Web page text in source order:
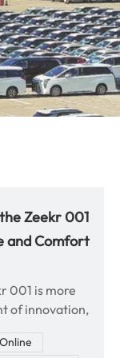
Zeekr 001
and Comfort
001 is more
of innovation,
filled with